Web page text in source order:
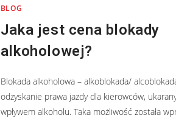
BLOG
Jaka jest cena blokady
alkoholowej?
Blokada alkoholowa – alkoblokada/
odzyskanie prawa jazdy dla kierowców,
wpływem alkoholu. Taka możliwość została